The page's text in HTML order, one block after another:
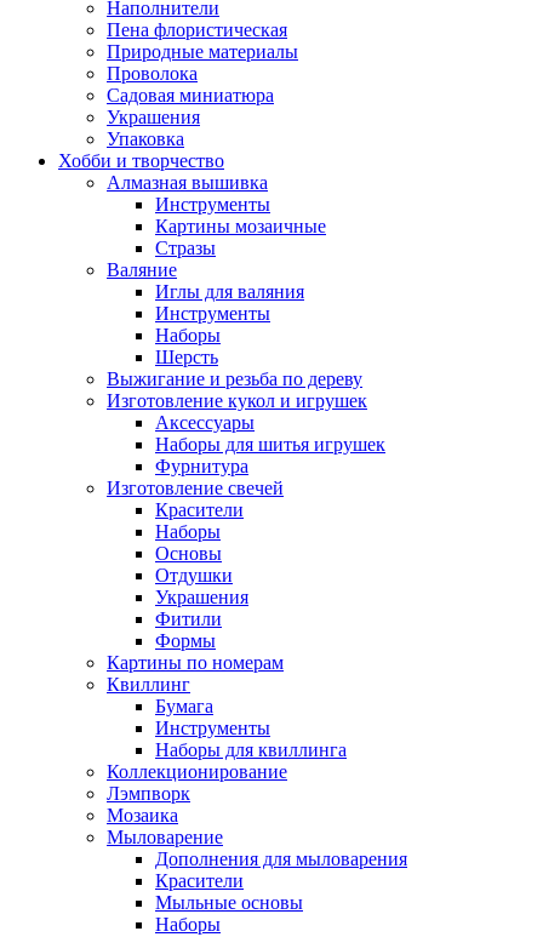
Наполнители
Пена флористическая
Природные материалы
Проволока
Садовая миниатюра
Украшения
Упаковка
Хобби и творчество
Алмазная вышивка
Инструменты
Картины мозаичные
Стразы
Валяние
Иглы для валяния
Инструменты
Наборы
Шерсть
Выжигание и резьба по дереву
Изготовление кукол и игрушек
Аксессуары
Наборы для шитья игрушек
Фурнитура
Изготовление свечей
Красители
Наборы
Основы
Отдушки
Украшения
Фитили
Формы
Картины по номерам
Квиллинг
Бумага
Инструменты
Наборы для квиллинга
Коллекционирование
Лэмпворк
Мозаика
Мыловарение
Дополнения для мыловарения
Красители
Мыльные основы
Наборы